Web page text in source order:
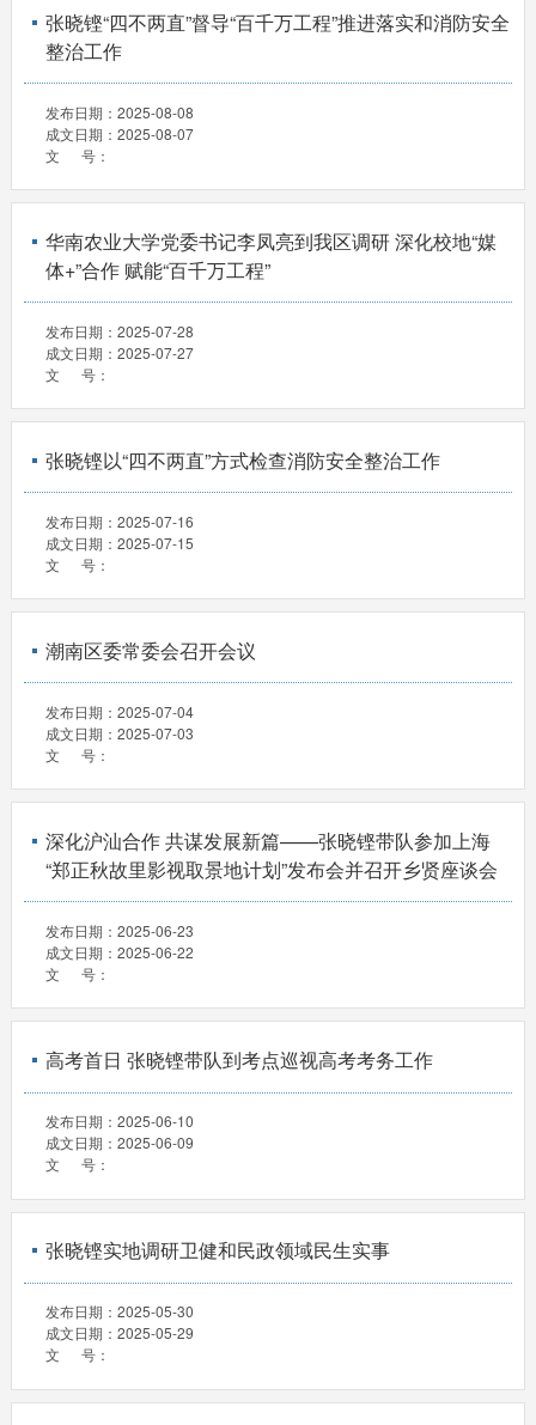
张晓铿“四不两直”督导“百千万工程”推进落实和消防安全
整治工作
发布日期： 2025-08-08
成文日期： 2025-08-07
文 号：
华南农业大学党委书记李凤亮到我区调研 深化校地“媒
体+”合作 赋能“百千万工程”
发布日期： 2025-07-28
成文日期： 2025-07-27
文 号：
张晓铿以“四不两直”方式检查消防安全整治工作
发布日期： 2025-07-16
成文日期： 2025-07-15
文 号：
潮南区委常委会召开会议
发布日期： 2025-07-04
成文日期： 2025-07-03
文 号：
深化沪汕合作 共谋发展新篇——张晓铿带队参加上海
“郑正秋故里影视取景地计划”发布会并召开乡贤座谈会
发布日期： 2025-06-23
成文日期： 2025-06-22
文 号：
高考首日 张晓铿带队到考点巡视高考考务工作
发布日期： 2025-06-10
成文日期： 2025-06-09
文 号：
张晓铿实地调研卫健和民政领域民生实事
发布日期： 2025-05-30
成文日期： 2025-05-29
文 号：